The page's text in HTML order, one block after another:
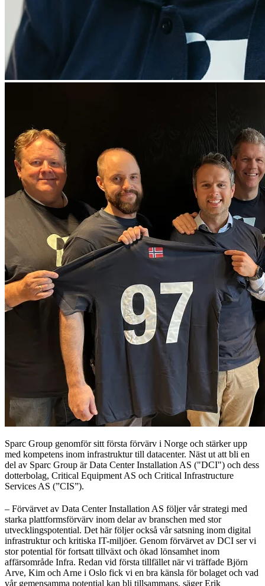
Sparc Group genomför sitt första förvärv i Norge och stärker upp
med kompetens inom infrastruktur till datacenter. Näst ut att bli en
del av Sparc Group är Data Center Installation AS ("DCI") och dess
dotterbolag, Critical Equipment AS och Critical Infrastructure
Services AS (”CIS”).
– Förvärvet av Data Center Installation AS följer vår strategi med
starka plattformsförvärv inom delar av branschen med stor
utvecklingspotential. Det här följer också vår satsning inom digital
infrastruktur och kritiska IT-miljöer. Genom förvärvet av DCI ser vi
stor potential för fortsatt tillväxt och ökad lönsamhet inom
affärsområde Infra. Redan vid första tillfället när vi träffade Björn
Arve, Kim och Arne i Oslo fick vi en bra känsla för bolaget och vad
vår gemensamma potential kan bli tillsammans, säger Erik